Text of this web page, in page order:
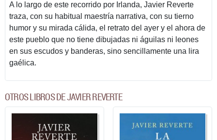
A lo largo de este recorrido por Irlanda, Javier Reverte
traza, con su habitual maestría narrativa, con su tierno
humor y su mirada cálida, el retrato del ayer y el ahora de
este pueblo que no tiene dibujadas ni águilas ni leones
en sus escudos y banderas, sino sencillamente una lira
gaélica.
OTROS LIBROS DE JAVIER REVERTE